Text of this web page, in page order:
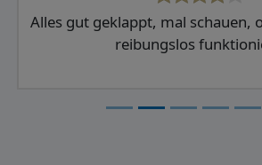
Alles gut geklappt, mal schauen,
reibungslos